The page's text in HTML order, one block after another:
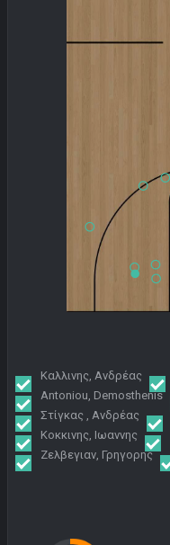
Καλλινης, Ανδρέας
Antoniou, Demosthenis
Στίγκας , Ανδρέας
Κοκκινης, Ιωαννης
Ζελβεγιαν, Γρηγορης